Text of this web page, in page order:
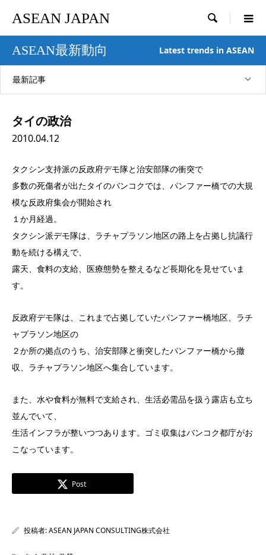
ASEAN JAPAN 
ASEAN最新動向 Latest trends in ASEAN
最新記事
タイの政治
2010.04.12
タクシン支持派の反政府デモ隊と治安部隊の衝突で
多数の死傷者が出たタイのバンコクでは、パンファー橋での大規
模な反政府集会が開始され
１か月経過。
タクシン派デモ隊は、ラチャプラソン地区の路上を占拠し抗議行
動を続ける構えで、
露天、食料の支給、医療態勢を整えるなど長期化を見せていま
す。
反政府デモ隊は、これまで占拠していたパンファー橋地区、ラチ
ャプラソン地区の
２か所の拠点のうち、治安部隊と衝突したパンファー橋から撤
収、ラチャプラソン地区へ集合しています。
また、水や食料が無料で支給され、生活必需品を扱う露店も立ち
並んでいて、
生活インフラが整いつつあります。ゴミ収集はバンコク都庁がお
こなっています。
Post
投稿者:ASEAN JAPAN CONSULTING株式会社